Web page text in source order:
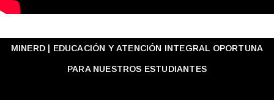
MINERD | EDUCACIÓN Y ATENCIÓN INTEGRAL OPORTUNA
PARA NUESTROS ESTUDIANTES